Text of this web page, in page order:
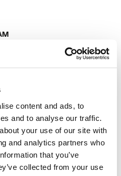
content and ads, to
and to analyse our traffic.
your use of our site with
and analytics partners who
that you’ve
collected from your use
sobre la actividad y los TTPs
a organizaciones e
(TTPs) de los grupos de
las sombras de UEFI
a recepciones de hotel